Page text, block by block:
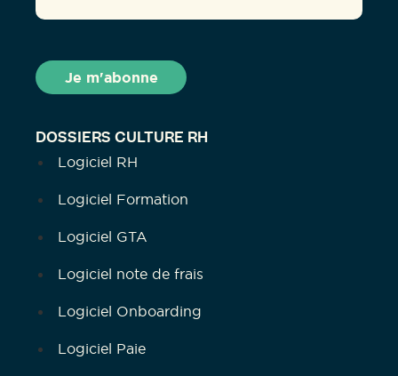
DOSSIERS CULTURE RH
Logiciel RH
Logiciel Formation
Logiciel GTA
Logiciel note de frais
Logiciel Onboarding
Logiciel Paie